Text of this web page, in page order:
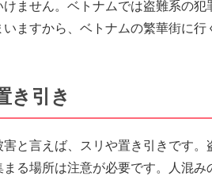
ません。ベトナムでは盗難系の
ますから、ベトナムの繁華街に
き引き
と言えば、スリや置き引きです。
る場所は注意が必要です。人混み